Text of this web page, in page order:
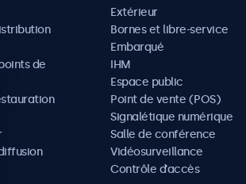
de
Extérieur
Bornes et libre-service
Embarqué
IHM
Espace public
Point de vente (POS)
Signalétique numérique
Salle de conférence
Vidéosurveillance
Contrôle d’accès